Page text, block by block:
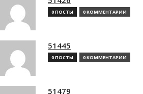
0 ПОСТЫ 0 КОММЕНТАРИИ
51445
0 ПОСТЫ 0 КОММЕНТАРИИ
51479